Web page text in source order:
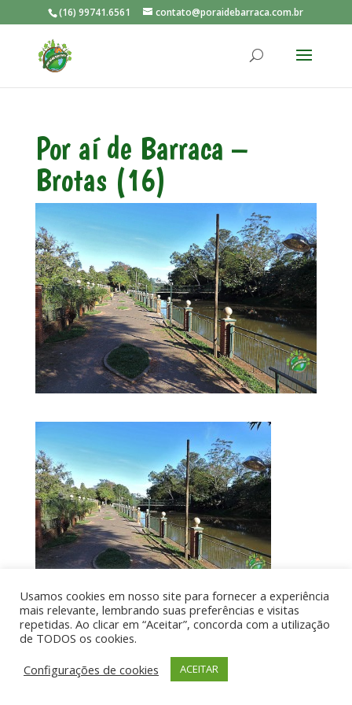
(16) 99741.6561 contato@poraidebarraca.com.br
Por aí de Barraca –
Brotas (16)
por UIA WEB
Usamos cookies em nosso site para fornecer a experiência
mais relevante, lembrando suas preferências e visitas
repetidas. Ao clicar em “Aceitar”, concorda com a utilização
de TODOS os cookies.
Configurações de cookies
ACEITAR